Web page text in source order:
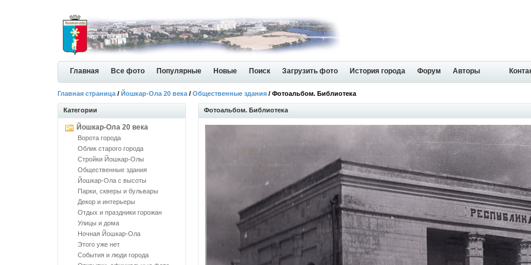
Главная Все фото Популярные Новые Поиск Загрузить фото История города Форум Авторы
Главная страница / Йошкар-Ола 20 века / Общественные здания / Фотоальбом. Библиотека
Категории
Йошкар-Ола 20 века
Ворота города
Облик старого города
Стройки Йошкар-Олы
Общественные здания
Йошкар-Ола с высоты
Парки, скверы и бульвары
Декор и интерьеры
Отдых и праздники горожан
Улицы и дома
Ночная Йошкар-Ола
Этого уже нет
События и люди города
Фотоальбом. Библиотека